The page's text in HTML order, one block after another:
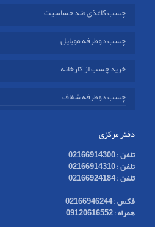
چسب کاغذی ضد حساسیت
چسب دوطرفه موبایل
خرید چسب از کارخانه
چسب دوطرفه شفاف
دفتر مرکزی
تلفن:
02166914300
تلفن:
02166914310
تلفن:
02166924184
فکس:
02166946244
همراه:
09120616552